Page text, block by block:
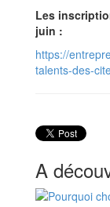
Les
juin :
https://
talents-des-
A